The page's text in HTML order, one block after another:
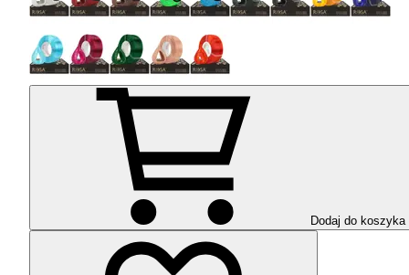
Dodaj do koszyka